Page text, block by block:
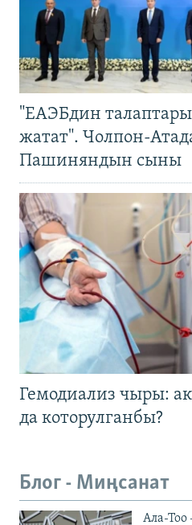
"ЕАЭБдин талаптары
жатат". Чолпон-
Пашиняндын сыны
Гемодиализ чыры:
да которулганбы?
Блог - Миңсанат
Ала-Тоо